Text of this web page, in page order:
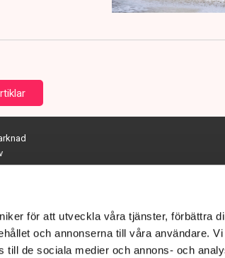
för att utveckla våra tjänster, förbättra
och annonserna till våra användare.
till de sociala medier och annons- och